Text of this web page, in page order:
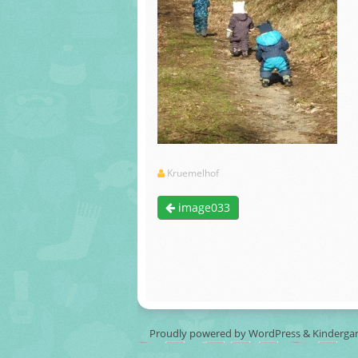
Kruemelhof
image033
Proudly powered by WordPress&